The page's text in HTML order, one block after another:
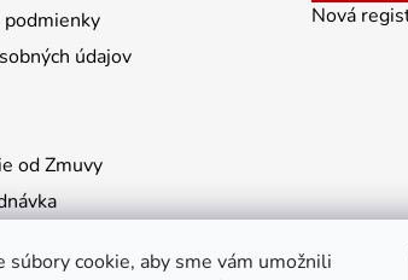
súbory cookie, aby sme vám umožnili
podmienky
údajov
od Zmuvy
Nová